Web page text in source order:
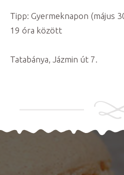
Tipp: Gyermeknapon (május
19 óra között
Tatabánya, Jázmin út 7.